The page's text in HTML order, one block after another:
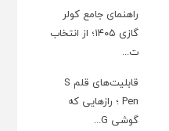
راهنمای جامع کولر
گازی ۱۴۰۵؛ از انتخاب
ت...
قابلیت‌های قلم S
Pen ؛ رازهایی که
گوشی G...